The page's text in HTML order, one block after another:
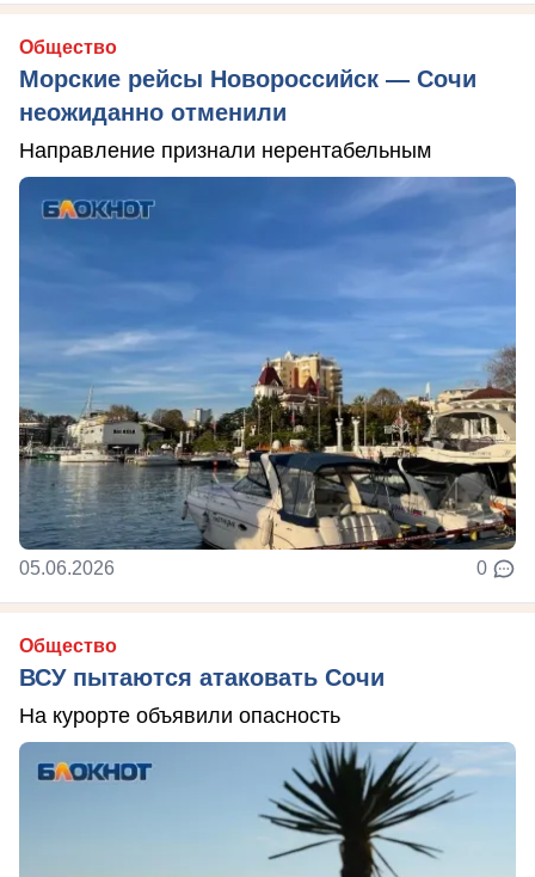
Общество
Морские рейсы Новороссийск — Сочи
неожиданно отменили
Направление признали нерентабельным
05.06.2026 0
Общество
ВСУ пытаются атаковать Сочи
На курорте объявили опасность